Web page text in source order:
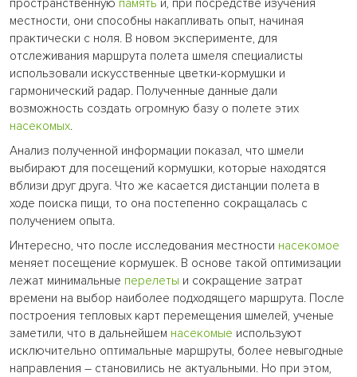
пространственную память и, при посредстве изучения
местности, они способны накапливать опыт, начиная
практически с ноля. В новом эксперименте, для
отслеживания маршрута полета шмеля специалисты
использовали искусственные цветки-кормушки и
гармонический радар. Полученные данные дали
возможность создать огромную базу о полете этих
насекомых.
Анализ полученной информации показал, что шмели
выбирают для посещений кормушки, которые находятся
вблизи друг друга. Что же касается дистанции полета в
ходе поиска пищи, то она постепенно сокращалась с
получением опыта.
Интересно, что после исследования местности насекомое
меняет посещение кормушек. В основе такой оптимизации
лежат минимальные перелеты и сокращение затрат
времени на выбор наиболее подходящего маршрута. После
построения тепловых карт перемещения шмелей, ученые
заметили, что в дальнейшем насекомые используют
исключительно оптимальные маршруты, более невыгодные
направления – становились не актуальными. Но при этом,